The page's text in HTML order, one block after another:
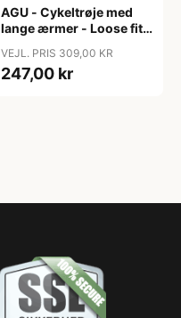
AGU - Cykeltrøje med
lange ærmer - Loose fit -
VEJL. PRIS 309,00 KR
247,00 kr